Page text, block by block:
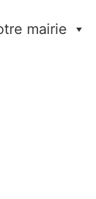
mairie